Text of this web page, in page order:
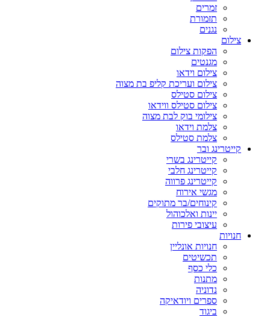
זמרים
תזמורת
נגנים
צילום
הפקות צילום
מגנטים
צילום וידאו
צילום ועריכת קליפ בת מצוה
צילום סטילס
צילום סטילס ווידאו
צילומי בוק לבת מצוה
צלמת וידאו
צלמת סטילס
קייטרינג ובר
קייטרינג בשרי
קייטרינג חלבי
קייטרינג פרווה
מגשי אירוח
קינוחים/בר מתוקים
יינות ואלכוהול
עיצובי פירות
חנויות
חנויות אונליין
תכשיטים
כלי כסף
מתנות
נדוניה
ספרים ויודאיקה
ביגוד